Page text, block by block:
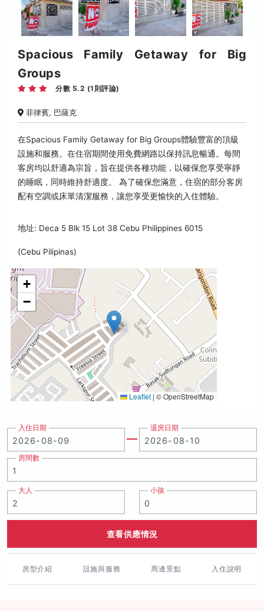
Spacious Family Getaway for Big
Groups
分數 5.2 (1則評論)
菲律賓, 巴薩克
在Spacious Family Getaway for Big Groups體驗豐富的頂級
設施和服務。在住宿期間使用免費網路以保持訊息暢通。每間
客房均以舒適為宗旨，旨在提供各種功能，以確保您享受寧靜
的睡眠，同時維持舒適度。 為了確保您滿意，住宿的部分客房
配有空調或床單清潔服務，讓您享受更愉快的入住體驗。
地址: Deca 5 Blk 15 Lot 38 Cebu Philippines 6015
(Cebu Pilipinas)
+
−
Leaflet | © OpenStreetMap
入住日期 退房日期
房間數
大人 小孩
查看供應情況
房型介紹 設施與服務 周邊景點 入住說明